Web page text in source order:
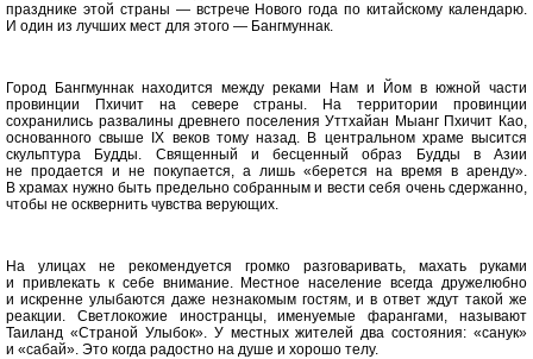
празднике этой страны — встрече Нового года по китайскому календарю.
И один из лучших мест для этого — Бангмуннак.
Город Бангмуннак находится между реками Нам и Йом в южной части
провинции Пхичит на севере страны. На территории провинции
сохранились развалины древнего поселения Уттхайан Мыанг Пхичит Као,
основанного свыше IX веков тому назад. В центральном храме высится
скульптура Будды. Священный и бесценный образ Будды в Азии
не продается и не покупается, а лишь «берется на время в аренду».
В храмах нужно быть предельно собранным и вести себя очень сдержанно,
чтобы не осквернить чувства верующих.
На улицах не рекомендуется громко разговаривать, махать руками
и привлекать к себе внимание. Местное население всегда дружелюбно
и искренне улыбаются даже незнакомым гостям, и в ответ ждут такой же
реакции. Светлокожие иностранцы, именуемые фарангами, называют
Таиланд «Страной Улыбок». У местных жителей два состояния: «санук»
и «сабай». Это когда радостно на душе и хорошо телу.